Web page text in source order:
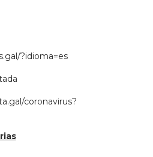
?idioma=es
coronavirus?